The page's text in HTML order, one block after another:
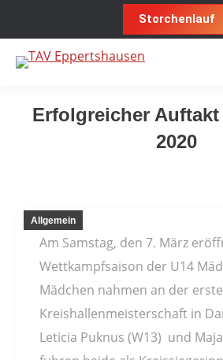
Storchenlauf
Erfolgreicher
2020
Allgemein
Am Samstag, den 7. März
Wettkampfsaison der U14
Mädchen nahmen an der
Kreishallenmeisterschaft in
Leticia Puknus (W13) und